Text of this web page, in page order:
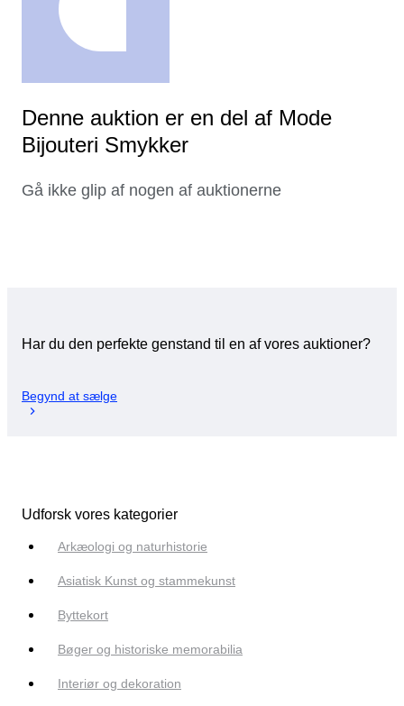
Denne auktion er en del af Mode
Bijouteri Smykker
Gå ikke glip af nogen af auktionerne
Har du den perfekte genstand til en af vores auktioner?
Begynd at sælge
Udforsk vores kategorier
Arkæologi og naturhistorie
Asiatisk Kunst og stammekunst
Byttekort
Bøger og historiske memorabilia
Interiør og dekoration